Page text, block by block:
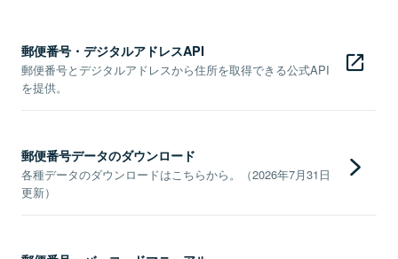
郵便番号・デジタルアドレスAPI
郵便番号とデジタルアドレスから住所を取得できる公式API
を提供。
郵便番号データのダウンロード
各種データのダウンロードはこちらから。（2026年7月31日
更新）